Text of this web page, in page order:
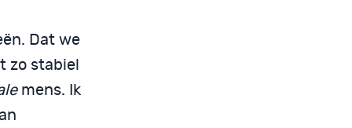
Dat we
zo stabiel
mens. Ik